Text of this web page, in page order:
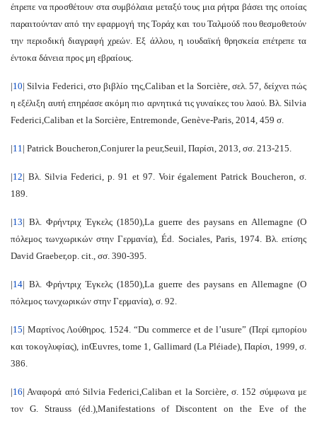
έπρεπε να προσθέτουν στα συμβόλαια μεταξύ τους μια ρήτρα βάσει της οποίας
παραιτούνταν από την εφαρμογή της Τοράχ και του Ταλμούδ που θεσμοθετούν
την περιοδική διαγραφή χρεών. Εξ άλλου, η ιουδαϊκή θρησκεία επέτρεπε τα
έντοκα δάνεια προς μη εβραίους.
|10| Silvia Federici, στο βιβλίο της, Caliban et la Sorcière, σελ. 57, δείχνει πώς
η εξέλιξη αυτή επηρέασε ακόμη πιο αρνητικά τις γυναίκες του λαού. Βλ. Silvia
Federici, Caliban et la Sorcière , Entremonde, Genève-Paris, 2014, 459 σ.
|11 | Patrick Boucheron, Conjurer la peur,Seuil, Παρίσι, 2013, σσ. 213-215.
|12| Βλ. Silvia Federici, p. 91 et 97. Voir également Patrick Boucheron, σ.
189.
|13| Βλ. Φρήντριχ Έγκελς (1850), La guerre des paysans en Allemagne (Ο
πόλεμος τωνχωρικών στην Γερμανία) , Éd.
Sociales, Paris, 1974. Βλ. επίσης
David Graeber,op. cit. , σσ. 390-395.
|14| Βλ. Φρήντριχ Έγκελς (1850), La guerre des paysans en Allemagne (Ο
πόλεμος τωνχωρικών στην Γερμανία) , σ. 92.
|15| Μαρτίνος Λούθηρος. 1524. “Du commerce et de l’usure” (Περί εμπορίου
και τοκογλυφίας), inŒuvres, tome 1, Gallimard (La Pléiade), Παρίσι, 1999, σ.
386.
|16| Αναφορά από Silvia Federici,Caliban et la Sorcière, σ. 152 σύμφωνα με
τον G. Strauss (éd.), Manifestations of Discontent on the Eve of the